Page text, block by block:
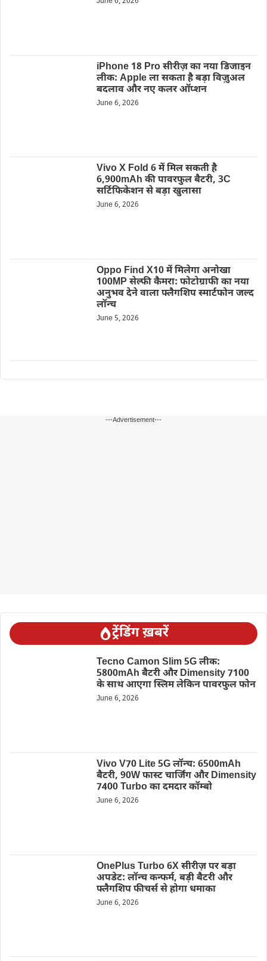
iPhone 18 Pro सीरीज़ का नया डिजाइन
लीक: Apple ला सकता है बड़ा विज़ुअल
बदलाव और नए कलर ऑप्शन
June 6, 2026
Vivo X Fold 6 में मिल सकती है
6,900mAh की पावरफुल बैटरी, 3C
सर्टिफिकेशन से बड़ा खुलासा
June 6, 2026
Oppo Find X10 में मिलेगा अनोखा
100MP सेल्फी कैमरा: फोटोग्राफी का नया
अनुभव देने वाला फ्लैगशिप स्मार्टफोन जल्द
लॉन्च
June 5, 2026
---Advertisement---
ट्रेंडिंग ख़बरें
Tecno Camon Slim 5G लीक:
5800mAh बैटरी और Dimensity 7100
के साथ आएगा स्लिम लेकिन पावरफुल फोन
June 6, 2026
Vivo V70 Lite 5G लॉन्च: 6500mAh
बैटरी, 90W फास्ट चार्जिंग और Dimensity
7400 Turbo का दमदार कॉम्बो
June 6, 2026
OnePlus Turbo 6X सीरीज़ पर बड़ा
अपडेट: लॉन्च कन्फर्म, बड़ी बैटरी और
फ्लैगशिप फीचर्स से होगा धमाका
June 6, 2026